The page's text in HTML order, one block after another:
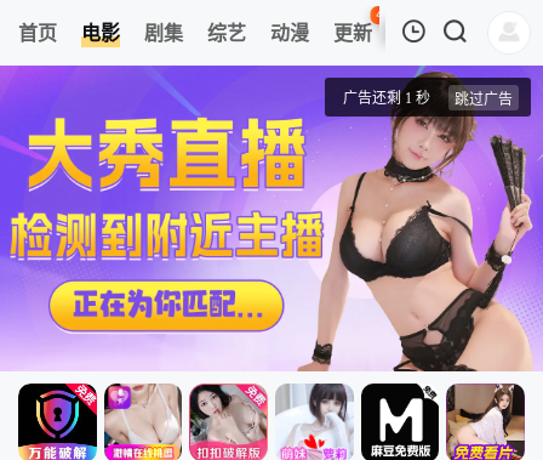
首页 电影 剧集 综艺 动漫 更新
45
热榜 APP
我的观影记录
正片
死囚越狱
清空